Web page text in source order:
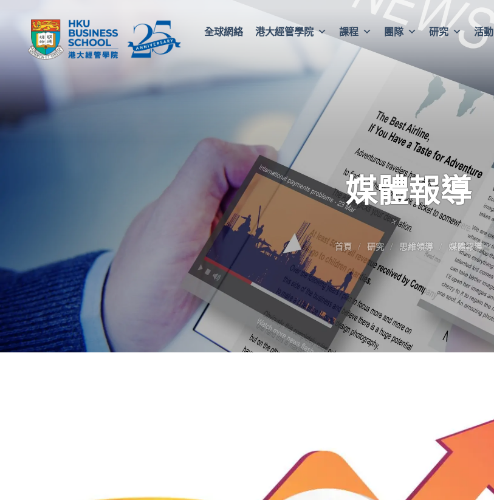
全球網絡 港大經管學院 課程 團隊 研究 活動
媒體報導
首頁 研究 思維領導 媒體報導